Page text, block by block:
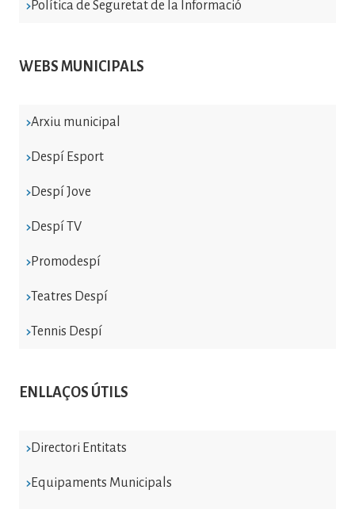
Política de Seguretat de la Informació
WEBS MUNICIPALS
Arxiu municipal
Despí Esport
Despí Jove
Despí TV
Promodespí
Teatres Despí
Tennis Despí
ENLLAÇOS ÚTILS
Directori Entitats
Equipaments Municipals